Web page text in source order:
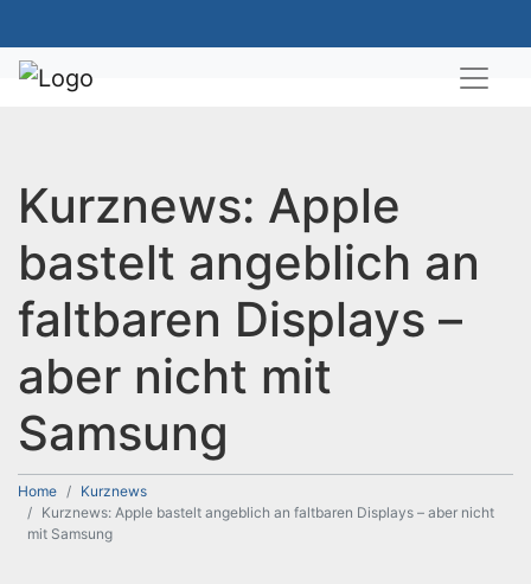
Kurznews: Apple
bastelt angeblich an
faltbaren Displays –
aber nicht mit
Samsung
Home
Kurznews
Kurznews: Apple bastelt angeblich an faltbaren Displays – aber nicht
mit Samsung